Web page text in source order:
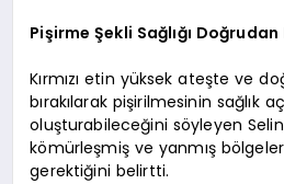
Pişirme Şekli Sağlığı
Kırmızı etin yüksek ateşte ve
bırakılarak pişirilmesinin sağlık
oluşturabileceğini söyleyen
kömürleşmiş ve yanmış
gerektiğini belirtti.